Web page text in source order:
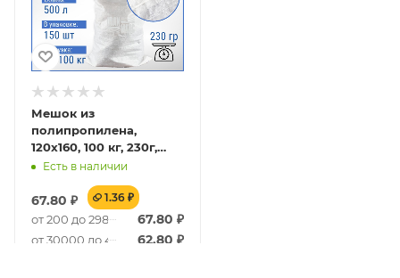
Мешок из
полипропилена,
120x160, 100 кг, 230г,
белый
Есть в наличии
67.80 ₽ 1.36 ₽
от 200 до 29800 67.80 ₽
от 30000 до 4980062.80 ₽